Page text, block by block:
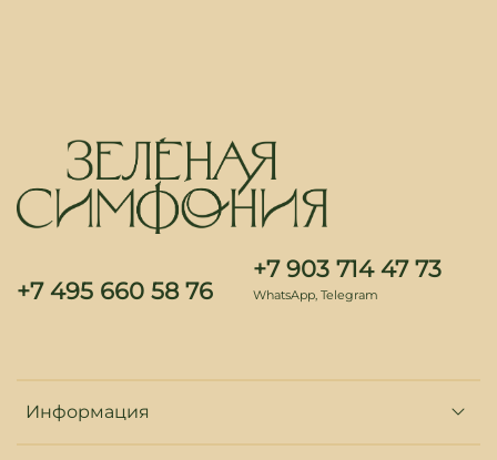
Информация
+7 495 660 58 76
+7 903 714 47 73
WhatsApp, Telegram